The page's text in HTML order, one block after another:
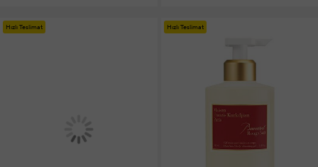
Hızlı Teslimat Hızlı Teslimat